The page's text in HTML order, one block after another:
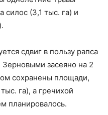
силос (3,1 тыс. га) и
сдвиг в пользу рапса
Зерновыми засеяно на 2
сохранены площади,
га), а гречихой
планировалось.